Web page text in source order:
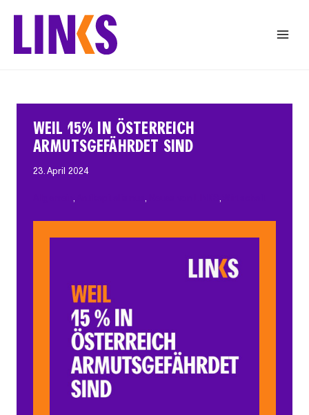
WEIL 15% IN ÖSTERREICH
ARMUTSGEFÄHRDET SIND
23. April 2024
Allgemein, Antikapitalismus, Neues von LINKS,